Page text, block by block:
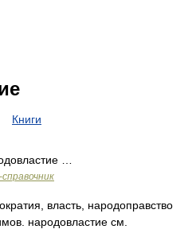
Книги
…
власть, народоправство
народовластие см.